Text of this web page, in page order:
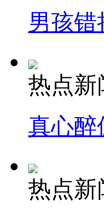
男孩错
热点新
真心醉
热点新